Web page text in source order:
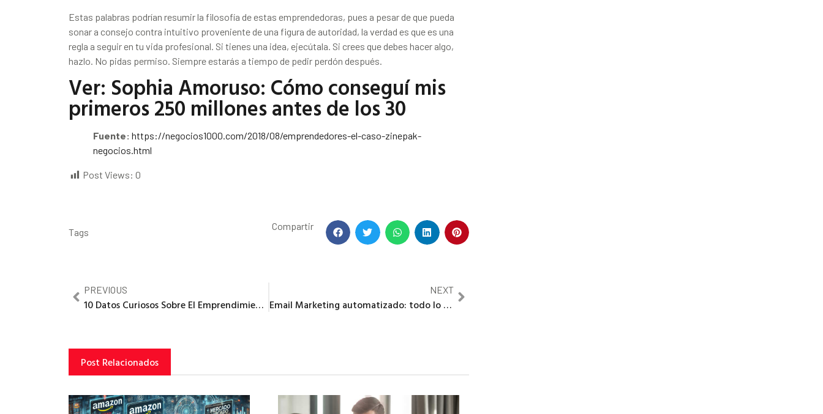
Estas palabras podrían resumir la filosofía de estas emprendedoras, pues a pesar de que pueda
sonar a consejo contra intuitivo proveniente de una figura de autoridad, la verdad es que es una
regla a seguir en tu vida profesional. Si tienes una idea, ejecútala. Si crees que debes hacer algo,
hazlo. No pidas permiso. Siempre estarás a tiempo de pedir perdón después.
Ver: Sophia Amoruso: Cómo conseguí mis
primeros 250 millones antes de los 30
Fuente: https://negocios1000.com/2018/08/emprendedores-el-caso-zinepak-
negocios.html
Post Views: 0
Tags
Compartir
PREVIOUS
10 Datos Curiosos Sobre El Emprendimiento en Guatemala
NEXT
Email Marketing automatizado: todo lo que debes saber para automatizar el correo electrónico
Post Relacionados